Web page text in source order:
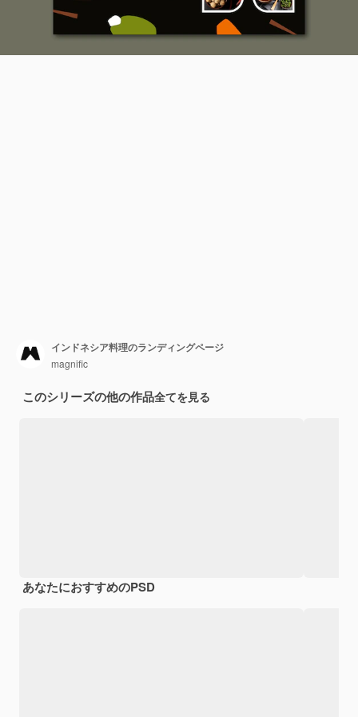
インドネシア料理のランディングページ
magnific
このシリーズの他の作品全てを見る
あなたにおすすめのPSD